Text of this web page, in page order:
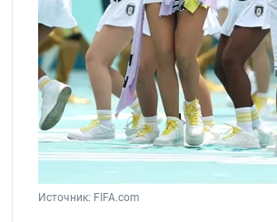
Источник: FIFA.com